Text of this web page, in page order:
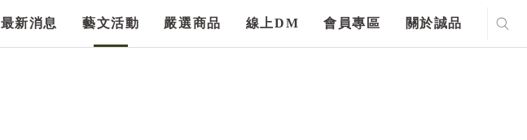
最新消息 藝文活動 嚴選商品 線上DM 會員專區 關於誠品